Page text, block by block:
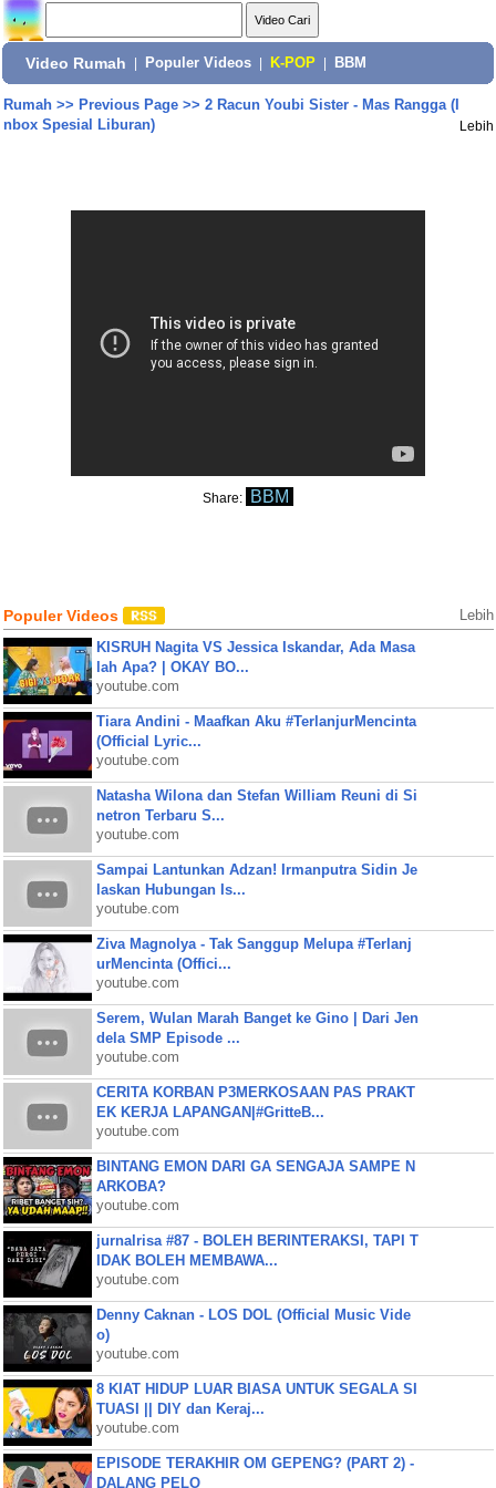
Video Rumah Populer Videos K-POP BBM
Rumah>> Previous Page>> 2 Racun Youbi Sister - Mas Rangga (I
nbox Spesial Liburan)
Lebih
Share: BBM
Populer Videos Lebih
KISRUH Nagita VS Jessica Iskandar, Ada Masa
lah Apa? | OKAY BO...
youtube.com
Tiara Andini - Maafkan Aku #TerlanjurMencinta
(Official Lyric...
youtube.com
Natasha Wilona dan Stefan William Reuni di Si
netron Terbaru S...
youtube.com
Sampai Lantunkan Adzan! Irmanputra Sidin Je
laskan Hubungan Is...
youtube.com
Ziva Magnolya - Tak Sanggup Melupa #Terlanj
urMencinta (Offici...
youtube.com
Serem, Wulan Marah Banget ke Gino | Dari Jen
dela SMP Episode ...
youtube.com
CERITA KORBAN P3MERKOSAAN PAS PRAKT
EK KERJA LAPANGAN|#GritteB...
youtube.com
BINTANG EMON DARI GA SENGAJA SAMPE N
ARKOBA?
youtube.com
jurnalrisa #87 - BOLEH BERINTERAKSI, TAPI T
IDAK BOLEH MEMBAWA...
youtube.com
Denny Caknan - LOS DOL (Official Music Vide
o)
youtube.com
8 KIAT HIDUP LUAR BIASA UNTUK SEGALA SI
TUASI || DIY dan Keraj...
youtube.com
EPISODE TERAKHIR OM GEPENG? (PART 2) -
DALANG PELO